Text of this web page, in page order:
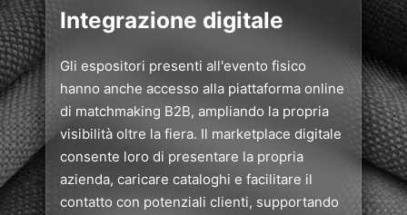
Integrazione digitale
Gli espositori presenti all'evento fisico
hanno anche accesso alla piattaforma online
di matchmaking B2B, ampliando la propria
visibilità oltre la fiera. Il marketplace digitale
consente loro di presentare la propria
azienda, caricare cataloghi e facilitare il
contatto con potenziali clienti, supportando